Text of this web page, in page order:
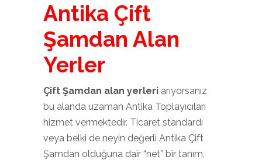
Antika Çift
Şamdan Alan
Yerler
Çift Şamdan alan yerleri arıyorsanız
bu alanda uzaman Antika Toplayıcıları
hizmet vermektedir. Ticaret standardı
veya belki de neyin değerli Antika Çift
Şamdan olduğuna dair “net” bir tanım,